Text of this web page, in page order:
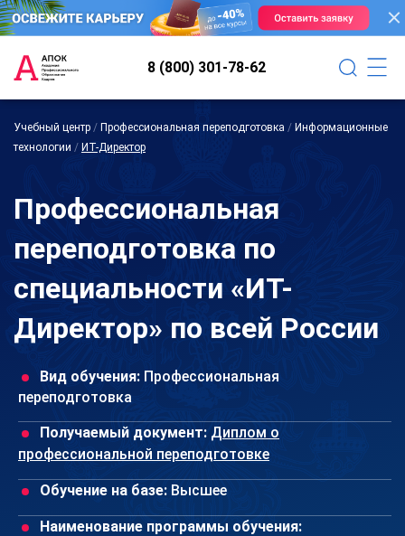
8 (800) 301-78-62
Учебный центр / Профессиональная переподготовка / Информационные
технологии / ИТ-Директор
Профессиональная
переподготовка по
специальности «ИТ-
Директор» по всей России
Вид обучения: Профессиональная
переподготовка
Получаемый документ: Диплом о
профессиональной переподготовке
Обучение на базе: Высшее
Наименование программы обучения: